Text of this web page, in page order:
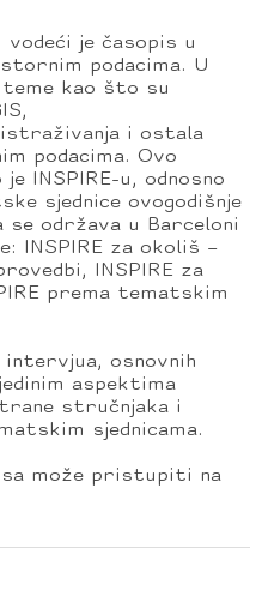
vodeći je časopis u
podacima. U
kao što su
i ostala
podacima. Ovo
INSPIRE-u, odnosno
sjednice ovogodišnje
se održava u Barceloni
INSPIRE za okoliš –
INSPIRE za
prema tematskim
intervjua, osnovnih
aspektima
stručnjaka i
sjednicama.
može pristupiti na